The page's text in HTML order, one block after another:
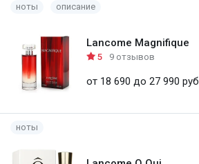
ноты описание
Lancome Magnifique
5 9 отзывов
от 18 690 до 27 990 руб
ноты